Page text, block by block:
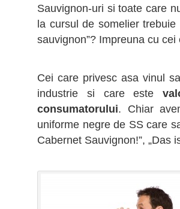
Sauvignon-uri si toate care
la cursul de somelier
sauvignon”? Impreuna cu
Cei care privesc asa vinul
industrie si care este
consumatorului. Chiar
uniforme negre de SS care
Cabernet Sauvignon!”, „Das